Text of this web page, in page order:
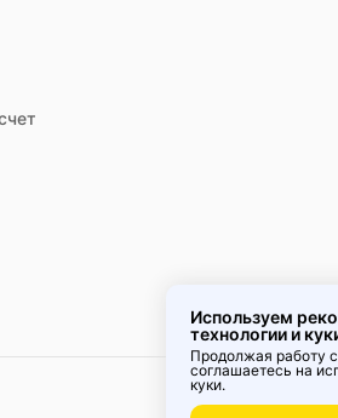
важно для сокращения коммунальных
Удобное
Используем
технологии и
Продолжая работу
соглашаетесь на
куки.